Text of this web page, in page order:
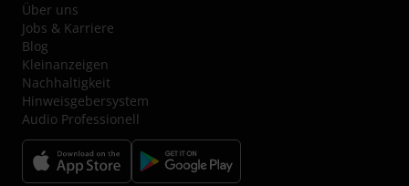
Über uns
Jobs & Karriere
Blog
Kleinanzeigen
Nachhaltigkeit
Hinweisgebersystem
Audio Professionell